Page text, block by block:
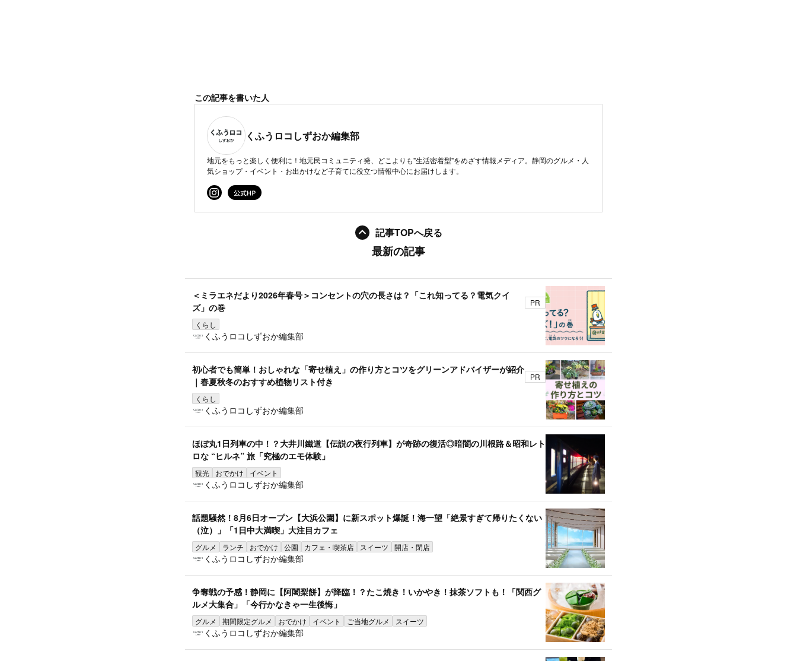
この記事を書いた人
くふうロコしずおか編集部
地元をもっと楽しく便利に！地元民コミュニティ発、どこよりも"生活密着型"をめざす情報メディア。静岡のグルメ・人
気ショップ・イベント・お出かけなど子育てに役立つ情報中心にお届けします。
記事TOPへ戻る
最新の記事
＜ミラエネだより2026年春号＞コンセントの穴の長さは？「これ知ってる？電気クイ
ズ」の巻
くらし
くふうロコしずおか編集部
PR
初心者でも簡単！おしゃれな「寄せ植え」の作り方とコツをグリーンアドバイザーが紹介
｜春夏秋冬のおすすめ植物リスト付き
くらし
くふうロコしずおか編集部
PR
ほぼ丸1日列車の中！？大井川鐵道【伝説の夜行列車】が奇跡の復活◎暗闇の川根路＆昭和レト
ロな “ヒルネ” 旅「究極のエモ体験」
観光 おでかけ イベント
くふうロコしずおか編集部
話題騒然！8月6日オープン【大浜公園】に新スポット爆誕！海一望「絶景すぎて帰りたくない
（泣）」「1日中大満喫」大注目カフェ
グルメ ランチ おでかけ 公園 カフェ・喫茶店 スイーツ 開店・閉店
くふうロコしずおか編集部
争奪戦の予感！静岡に【阿闍梨餅】が降臨！？たこ焼き！いかやき！抹茶ソフトも！「関西グ
ルメ大集合」「今行かなきゃ一生後悔」
グルメ 期間限定グルメ おでかけ イベント ご当地グルメ スイーツ
くふうロコしずおか編集部